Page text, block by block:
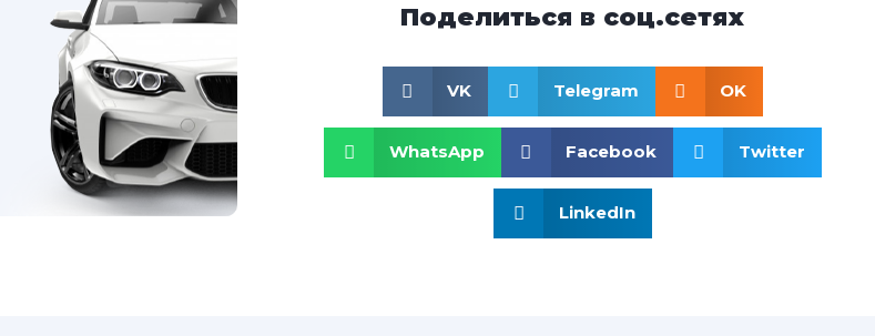
Поделиться в соц.сетях
VK Telegram OK
WhatsApp Facebook Twitter
LinkedIn